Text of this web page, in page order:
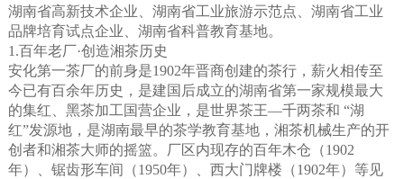
湖南省高新技术企业、湖南省工业旅游示范点、湖南省工业
品牌培育试点企业、湖南省科普教育基地。
1.百年老厂·创造湘茶历史
安化第一茶厂的前身是1902年晋商创建的茶行，薪火相传至
今已有百余年历史，是建国后成立的湖南省第一家规模最大
的集红、黑茶加工国营企业，是世界茶王—千两茶和 “湖
红”发源地，是湖南最早的茶学教育基地，湘茶机械生产的开
创者和湘茶大师的摇篮。厂区内现存的百年木仓（1902
年）、锯齿形车间（1950年）、西大门牌楼（1902年）等见